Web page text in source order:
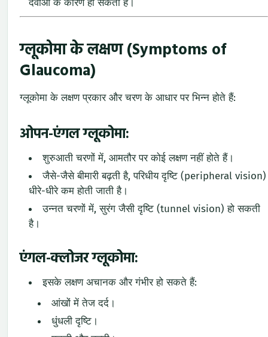
दवाओं के कारण हो सकता है।
ग्लूकोमा के लक्षण (Symptoms of
Glaucoma)
ग्लूकोमा के लक्षण प्रकार और चरण के आधार पर भिन्न होते हैं:
ओपन-एंगल ग्लूकोमा:
शुरुआती चरणों में, आमतौर पर कोई लक्षण नहीं होते हैं।
जैसे-जैसे बीमारी बढ़ती है, परिधीय दृष्टि (peripheral vision)
धीरे-धीरे कम होती जाती है।
उन्नत चरणों में, सुरंग जैसी दृष्टि (tunnel vision) हो सकती
है।
एंगल-क्लोजर ग्लूकोमा:
इसके लक्षण अचानक और गंभीर हो सकते हैं:
आंखों में तेज दर्द।
धुंधली दृष्टि।